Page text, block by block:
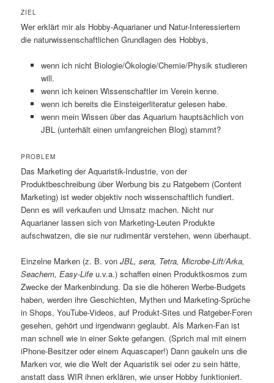
ZIEL
Wer erklärt mir als Hobby-Aquarianer und Natur-Interessiertem
die naturwissenschaftlichen Grundlagen des Hobbys,
wenn ich nicht Biologie/Ökologie/Chemie/Physik studieren
will.
wenn ich keinen Wissenschaftler im Verein kenne.
wenn ich bereits die Einsteigerliteratur gelesen habe.
wenn mein Wissen über das Aquarium hauptsächlich von
JBL (unterhält einen umfangreichen Blog) stammt?
PROBLEM
Das Marketing der Aquaristik-Industrie, von der
Produktbeschreibung über Werbung bis zu Ratgebern (Content
Marketing) ist weder objektiv noch wissenschaftlich fundiert.
Denn es will verkaufen und Umsatz machen. Nicht nur
Aquarianer lassen sich von Marketing-Leuten Produkte
aufschwatzen, die sie nur rudimentär verstehen, wenn überhaupt.
Einzelne Marken (z. B. vonJBL, sera, Tetra, Microbe-Lift/Arka,
Seachem, Easy-Life u.v.a.) schaffen einen Produktkosmos zum
Zwecke der Markenbindung. Da sie die höheren Werbe-Budgets
haben, werden ihre Geschichten, Mythen und Marketing-Sprüche
in Shops, YouTube-Videos, auf Produkt-Sites und Ratgeber-Foren
gesehen, gehört und irgendwann geglaubt. Als Marken-Fan ist
man schnell wie in einer Sekte gefangen. (Sprich mal mit einem
iPhone-Besitzer oder einem Aquascaper!) Dann gaukeln uns die
Marken vor, wie die Welt der Aquaristik sei oder zu sein hätte,
anstatt dass WIR ihnen erklären, wie unser Hobby funktioniert.